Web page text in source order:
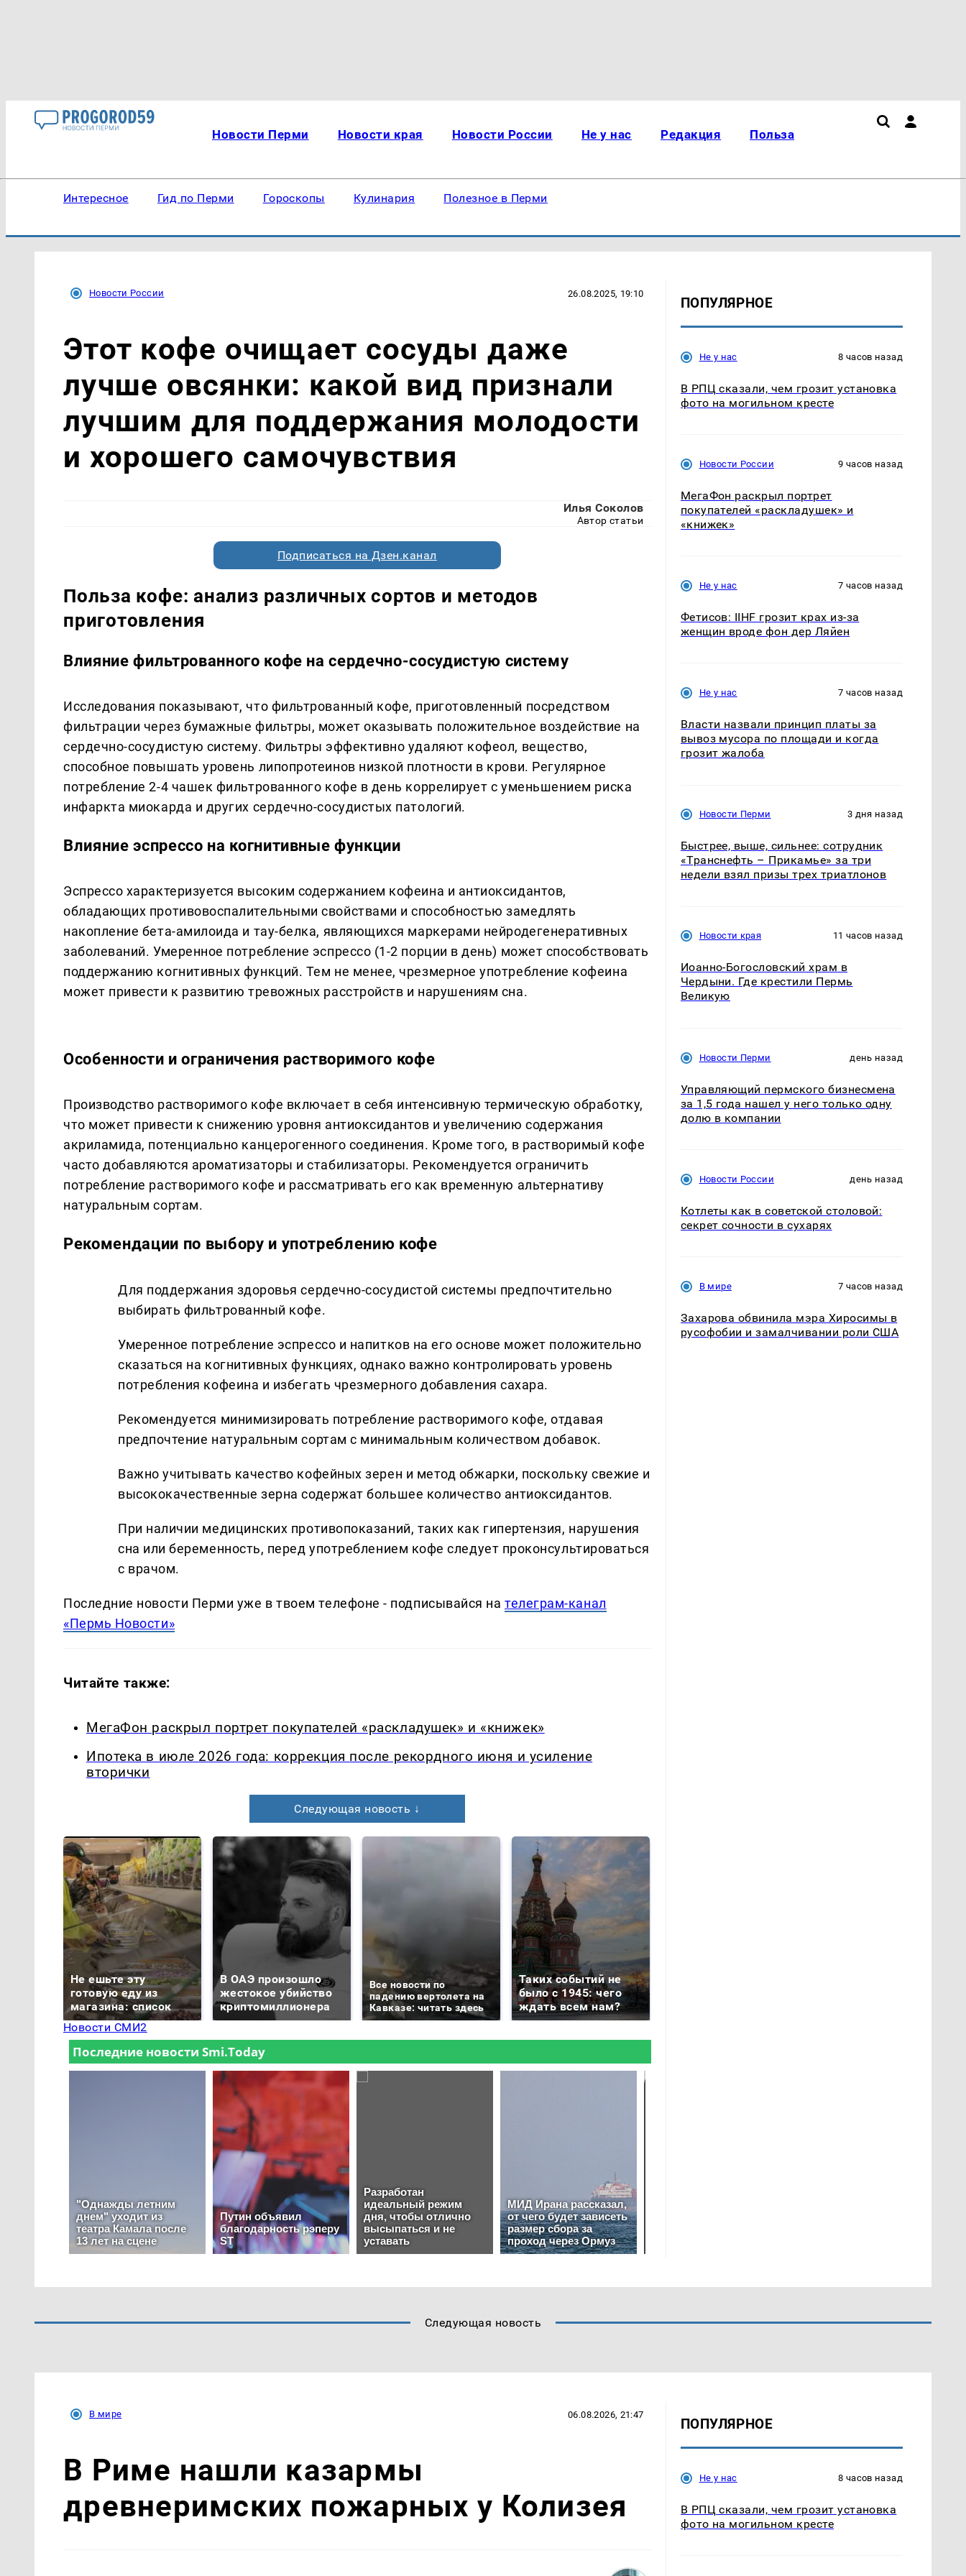
Новости Перми Новости края Новости России Не у нас Редакция Польза
Интересное Гид по Перми Гороскопы Кулинария Полезное в Перми
Новости России 26.08.2025, 19:10
Этот кофе очищает сосуды даже
лучше овсянки: какой вид признали
лучшим для поддержания молодости
и хорошего самочувствия
Илья Соколов
Автор статьи
Подписаться на Дзен.канал
Польза кофе: анализ различных сортов и методов
приготовления
Влияние фильтрованного кофе на сердечно-сосудистую систему
Исследования показывают, что фильтрованный кофе, приготовленный посредством
фильтрации через бумажные фильтры, может оказывать положительное воздействие на
сердечно-сосудистую систему. Фильтры эффективно удаляют кофеол, вещество,
способное повышать уровень липопротеинов низкой плотности в крови. Регулярное
потребление 2-4 чашек фильтрованного кофе в день коррелирует с уменьшением риска
инфаркта миокарда и других сердечно-сосудистых патологий.
Влияние эспрессо на когнитивные функции
Эспрессо характеризуется высоким содержанием кофеина и антиоксидантов,
обладающих противовоспалительными свойствами и способностью замедлять
накопление бета-амилоида и тау-белка, являющихся маркерами нейродегенеративных
заболеваний. Умеренное потребление эспрессо (1-2 порции в день) может способствовать
поддержанию когнитивных функций. Тем не менее, чрезмерное употребление кофеина
может привести к развитию тревожных расстройств и нарушениям сна.
Особенности и ограничения растворимого кофе
Производство растворимого кофе включает в себя интенсивную термическую обработку,
что может привести к снижению уровня антиоксидантов и увеличению содержания
акриламида, потенциально канцерогенного соединения. Кроме того, в растворимый кофе
часто добавляются ароматизаторы и стабилизаторы. Рекомендуется ограничить
потребление растворимого кофе и рассматривать его как временную альтернативу
натуральным сортам.
Рекомендации по выбору и употреблению кофе
Для поддержания здоровья сердечно-сосудистой системы предпочтительно
выбирать фильтрованный кофе.
Умеренное потребление эспрессо и напитков на его основе может положительно
сказаться на когнитивных функциях, однако важно контролировать уровень
потребления кофеина и избегать чрезмерного добавления сахара.
Рекомендуется минимизировать потребление растворимого кофе, отдавая
предпочтение натуральным сортам с минимальным количеством добавок.
Важно учитывать качество кофейных зерен и метод обжарки, поскольку свежие и
высококачественные зерна содержат большее количество антиоксидантов.
При наличии медицинских противопоказаний, таких как гипертензия, нарушения
сна или беременность, перед употреблением кофе следует проконсультироваться
с врачом.
Последние новости Перми уже в твоем телефоне - подписывайся нателеграм-канал
«Пермь Новости»
Читайте также:
МегаФон раскрыл портрет покупателей «раскладушек» и «книжек»
Ипотека в июле 2026 года: коррекция после рекордного июня и усиление
вторички
Следующая новость ↓
Не ешьте эту
готовую еду из
магазина: список
В ОАЭ произошло
жестокое убийство
криптомиллионера
Все новости по
падению вертолета на
Кавказе: читать здесь
Таких событий не
было с 1945: чего
ждать всем нам?
Новости СМИ2
ПОПУЛЯРНОЕ
Не у нас 8 часов назад
В РПЦ сказали, чем грозит установка
фото на могильном кресте
Новости России 9 часов назад
МегаФон раскрыл портрет
покупателей «раскладушек» и
«книжек»
Не у нас 7 часов назад
Фетисов: IIHF грозит крах из-за
женщин вроде фон дер Ляйен
Не у нас 7 часов назад
Власти назвали принцип платы за
вывоз мусора по площади и когда
грозит жалоба
Новости Перми 3 дня назад
Быстрее, выше, сильнее: сотрудник
«Транснефть – Прикамье» за три
недели взял призы трех триатлонов
Новости края 11 часов назад
Иоанно-Богословский храм в
Чердыни. Где крестили Пермь
Великую
Новости Перми день назад
Управляющий пермского бизнесмена
за 1,5 года нашел у него только одну
долю в компании
Новости России день назад
Котлеты как в советской столовой:
секрет сочности в сухарях
В мире 7 часов назад
Захарова обвинила мэра Хиросимы в
русофобии и замалчивании роли США
Следующая новость
В мире 06.08.2026, 21:47
В Риме нашли казармы
древнеримских пожарных у Колизея
ПОПУЛЯРНОЕ
Не у нас 8 часов назад
В РПЦ сказали, чем грозит установка
фото на могильном кресте